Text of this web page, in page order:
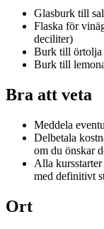
Glasburk till
Flaska för
deciliter)
Burk till örtolja
Burk till
Bra att veta
Meddela
Delbetala
om du önskar
Alla
med definitivt
Ort